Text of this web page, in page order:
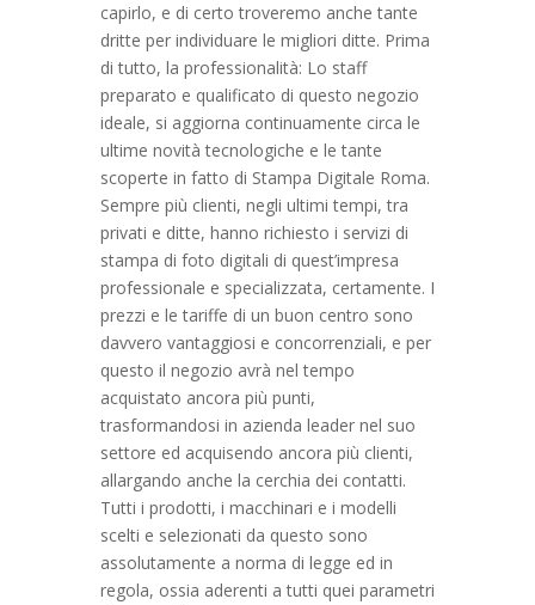
capirlo, e di certo troveremo anche tante
dritte per individuare le migliori ditte. Prima
di tutto, la professionalità: Lo staff
preparato e qualificato di questo negozio
ideale, si aggiorna continuamente circa le
ultime novità tecnologiche e le tante
scoperte in fatto di Stampa Digitale Roma.
Sempre più clienti, negli ultimi tempi, tra
privati e ditte, hanno richiesto i servizi di
stampa di foto digitali di quest’impresa
professionale e specializzata, certamente. I
prezzi e le tariffe di un buon centro sono
davvero vantaggiosi e concorrenziali, e per
questo il negozio avrà nel tempo
acquistato ancora più punti,
trasformandosi in azienda leader nel suo
settore ed acquisendo ancora più clienti,
allargando anche la cerchia dei contatti.
Tutti i prodotti, i macchinari e i modelli
scelti e selezionati da questo sono
assolutamente a norma di legge ed in
regola, ossia aderenti a tutti quei parametri